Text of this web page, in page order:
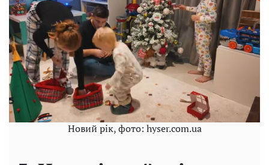
Новий рік, фото: hyser.com.ua